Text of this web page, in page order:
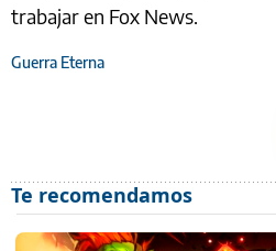
trabajar en Fox News.
Guerra Eterna